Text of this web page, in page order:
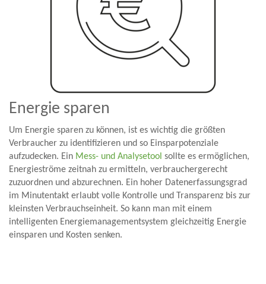
Energie sparen
Um Energie sparen zu können, ist es wichtig die größten
Verbraucher zu identifizieren und so Einsparpotenziale
aufzudecken. Ein Mess- und Analysetool sollte es ermöglichen,
Energieströme zeitnah zu ermitteln, verbrauchergerecht
zuzuordnen und abzurechnen. Ein hoher Datenerfassungsgrad
im Minutentakt erlaubt volle Kontrolle und Transparenz bis zur
kleinsten Verbrauchseinheit. So kann man mit einem
intelligenten Energiemanagementsystem gleichzeitig Energie
einsparen und Kosten senken.